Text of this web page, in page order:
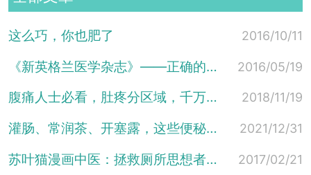
这么巧，你也肥了 2016/10/11
《新英格兰医学杂志》——正确的擦屁股方式可以躲避痔疮 2016/05/19
腹痛人士必看，肚疼分区域，千万莫乱来 2018/11/19
灌肠、常润茶、开塞露，这些便秘治法真的有用吗？这篇文章讲清楚 2021/12/31
苏叶猫漫画中医：拯救厕所思想者——图解便秘的治疗2 2017/02/21